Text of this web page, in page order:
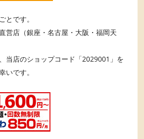
とです。
営店（銀座・名古屋・大阪・福岡天
当店のショップコード「2029001」を
いです。